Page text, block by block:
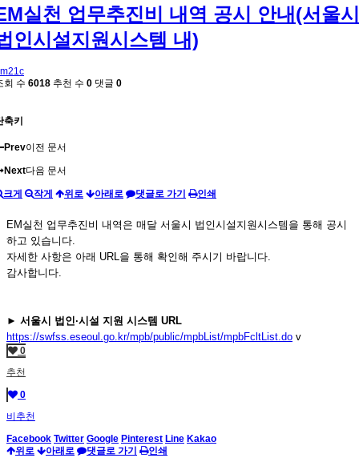
실천 업무추진비 내역 공시 안내(서울시
인시설지원시스템 내)
회 수 6018 추천 수 0 댓글 0
축키
Prev이전 문서
Next다음 문서
크게 작게 위로 아래로 댓글로 가기 인쇄
EM실천 업무추진비 내역은 매달 서울시 법인시설지원시스템을 통해 공시
하고 있습니다.
자세한 사항은 아래 URL을 통해 확인해 주시기 바랍니다.
감사합니다.
► 서울시 법인·시설 지원 시스템 URL
https://swfss.eseoul.go.kr/mpb/public/mpbList/mpbFcltList.do v
0
추천
0
비추천
Facebook Twitter Google Pinterest Line Kakao
위로
아래로 댓글로 가기
인쇄